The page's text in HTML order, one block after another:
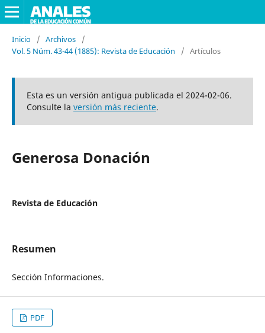
Inicio / Archivos
/
Vol. 5 Núm. 43-44 (1885): Revista de Educación
/ Artículos
Esta es un versión antigua publicada el 2024-02-06.
Consulte la versión más reciente.
Generosa Donación
Revista de Educación
Resumen
Sección Informaciones.
PDF